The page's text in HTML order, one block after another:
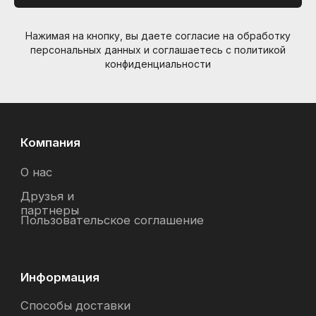
Нажимая на кнопку, вы даете согласие на обработку
персональных данных и соглашаетесь c политикой
конфиденциальности